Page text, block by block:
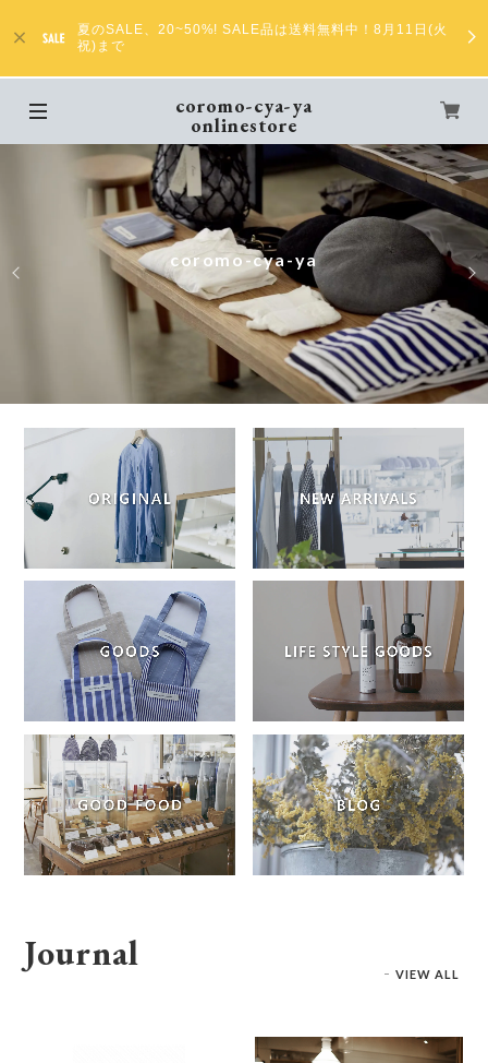
夏のSALE、20~50%! SALE品は送料無料中！8月11日(火
祝)まで
coromo-cya-ya
onlinestore
coromo-cya-ya
Journal VIEW ALL